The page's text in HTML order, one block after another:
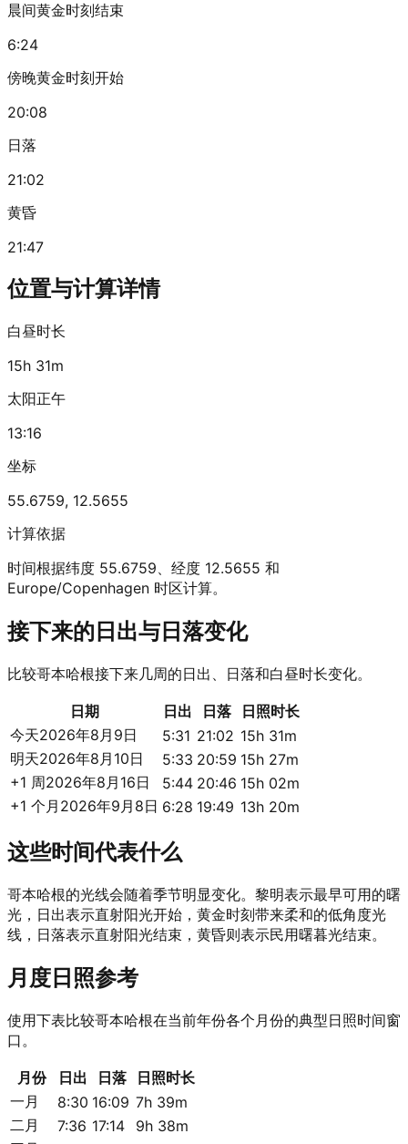
晨间黄金时刻结束
6:24
傍晚黄金时刻开始
20:08
日落
21:02
黄昏
21:47
位置与计算详情
白昼时长
15h 31m
太阳正午
13:16
坐标
55.6759, 12.5655
计算依据
时间根据纬度 55.6759、经度 12.5655 和
Europe/Copenhagen 时区计算。
接下来的日出与日落变化
比较哥本哈根接下来几周的日出、日落和白昼时长变化。
日期 日出 日落
日照时长
今天2026年8月9日 5:31 21:02 15h 31m
明天2026年8月10日 5:33 20:59 15h 27m
+1 周2026年8月16日 5:44 20:46 15h 02m
+1 个月 2026年9月8日 6:28 19:49 13h 20m
这些时间代表什么
哥本哈根的光线会随着季节明显变化。黎明表示最早可用的曙
光，日出表示直射阳光开始，黄金时刻带来柔和的低角度光
线，日落表示直射阳光结束，黄昏则表示民用曙暮光结束。
月度日照参考
使用下表比较哥本哈根在当前年份各个月份的典型日照时间窗
口。
月份 日出 日落
日照时长
一月
8:30 16:09 7h 39m
二月
7:36 17:14
9h 38m